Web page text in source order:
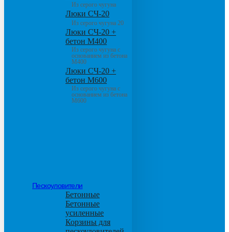
Из серого чугуна
Люки СЧ-20
Из серого чугуна 20
Люки СЧ-20 +
бетон М400
Из серого чугуна с
основанием из бетона
М400
Люки СЧ-20 +
бетон М600
Из серого чугуна с
основанием из бетона
М600
Пескоуловители
Бетонные
Бетонные
усиленные
Корзины для